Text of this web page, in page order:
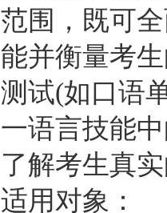
范围，既可
能并衡量考
测试(如口语
一语言技能
了解考生真
适用对象：